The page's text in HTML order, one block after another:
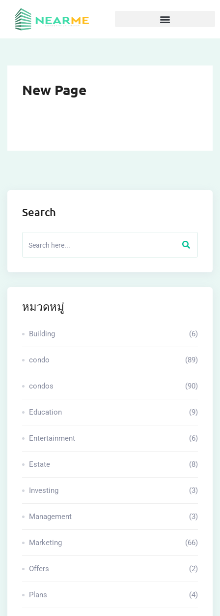
New Page
Search
หมวดหมู่
Building (6)
condo (89)
condos (90)
Education (9)
Entertainment (6)
Estate (8)
Investing (3)
Management (3)
Marketing (66)
Offers (2)
Plans (4)